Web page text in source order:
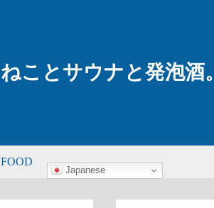
ねことサウナと発泡酒。
FOOD
Japanese